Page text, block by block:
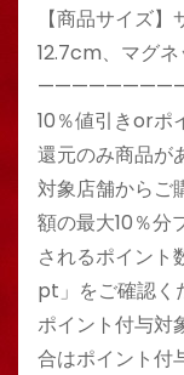
【商品サイズ
12.7cm、マグ
10％値引きorポ
還元のみ商品が
対象店舗からご
額の最大10％分
されるポイント
pt」をご確認く
ポイント付与対
合はポイント付